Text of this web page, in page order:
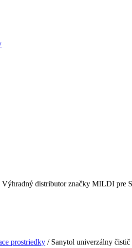
distributor značky MILDI pre
prostriedky / Sanytol univerzálny